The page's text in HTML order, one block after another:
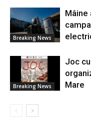
Breaking News
Mâine
Breaking News
Joc
Mare